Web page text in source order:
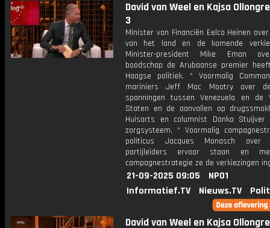
David van Weel en Kajsa
3
Minister van Financiën Eelco Heinen
van het land en de komende
Minister-president Mike Eman
boodschap de Arubaanse premier
Haagse politiek. * Voormalig
mariniers Jeff Mac Mootry over
spanningen tussen Venezuela en de
Staten en de aanvallen op
Huisarts en columnist Danka Stuijver
zorgsysteem. * Voormalig
politicus Jacques Monasch
partijleiders ervoor staan en
campagnestrategie ze de verkiezingen
21-09-2025 09:05
NPO1
Informatief.TV
Nieuws.TV
David van Weel en Kajsa